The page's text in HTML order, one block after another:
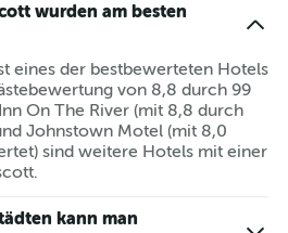
wurden am besten
eines der bestbewerteten Hotels
von 8,8 durch 99
On The River (mit 8,8 durch
Johnstown Motel (mit 8,0
sind weitere Hotels mit einer
kann man